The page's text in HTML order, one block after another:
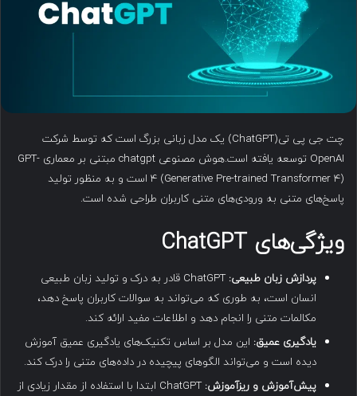
چت جی پی تی(ChatGPT) یک مدل زبانی بزرگ است که توسط شرکت
OpenAI توسعه یافته است.هوش مصنوعی chatgpt مبتنی بر معماری GPT-
4 (Generative Pre-trained Transformer 4) است و به منظور تولید
پاسخ‌های متنی به ورودی‌های متنی کاربران طراحی شده است.
ویژگی‌هایChatGPT
پردازش زبان طبیعی:
ChatGPT قادر به درک و تولید زبان طبیعی
انسان است، به طوری که می‌تواند به سوالات کاربران پاسخ دهد،
مکالمات متنی را انجام دهد و اطلاعات مفید ارائه کند.
یادگیری عمیق: این مدل بر اساس تکنیک‌های یادگیری عمیق آموزش
دیده است و می‌تواند الگوهای پیچیده در داده‌های متنی را درک کند.
پیش‌آموزش و ریزآموزش:
ChatGPT ابتدا با استفاده از مقدار زیادی از